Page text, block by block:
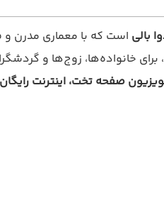
بالی است که با معماری مدرن و
، برای خانواده‌ها، زوج‌ها و
صفحه تخت، اینترنت